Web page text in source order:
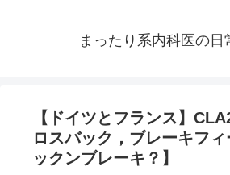
まったり系内科医の日
【ドイツとフランス】
ロスバック，ブレーキフ
ックンブレーキ？】